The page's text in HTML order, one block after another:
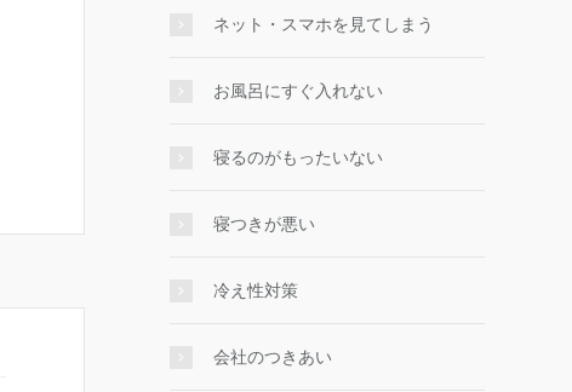
ネット・スマホを見てしまう
お風呂にすぐ入れない
寝るのがもったいない
寝つきが悪い
冷え性対策
会社のつきあい